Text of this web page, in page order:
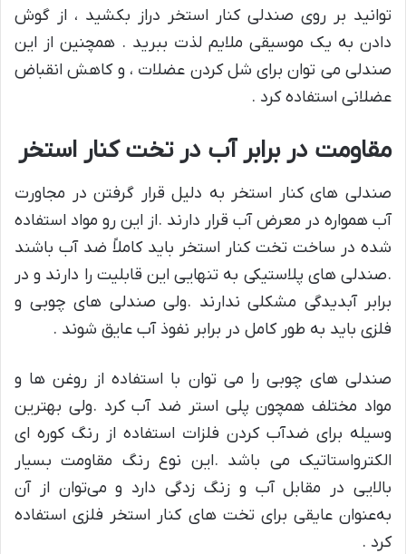
توانید بر روی صندلی کنار استخر دراز بکشید ، از گوش
دادن به یک موسیقی ملایم لذت ببرید . همچنین از این
صندلی می توان برای شل کردن عضلات ، و کاهش انقباض
عضلانی استفاده کرد .
مقاومت در برابر آب در تخت کنار استخر
صندلی های کنار استخر به دلیل قرار گرفتن در مجاورت
آب همواره در معرض آب قرار دارند .از این رو مواد استفاده
شده در ساخت تخت کنار استخر باید کاملاً ضد آب باشند
.صندلی های پلاستیکی به تنهایی این قابلیت را دارند و در
برابر آبدیدگی مشکلی ندارند .ولی صندلی های چوبی و
فلزی باید به طور کامل در برابر نفوذ آب عایق شوند .
صندلی های چوبی را می توان با استفاده از روغن ها و
مواد مختلف همچون پلی استر ضد آب کرد .ولی بهترین
وسیله برای ضدآب کردن فلزات استفاده از رنگ کوره ای
الکترواستاتیک می باشد .این نوع رنگ مقاومت بسیار
بالایی در مقابل آب و زنگ زدگی دارد و می‌توان از آن
به‌عنوان عایقی برای تخت های کنار استخر فلزی استفاده
کرد .